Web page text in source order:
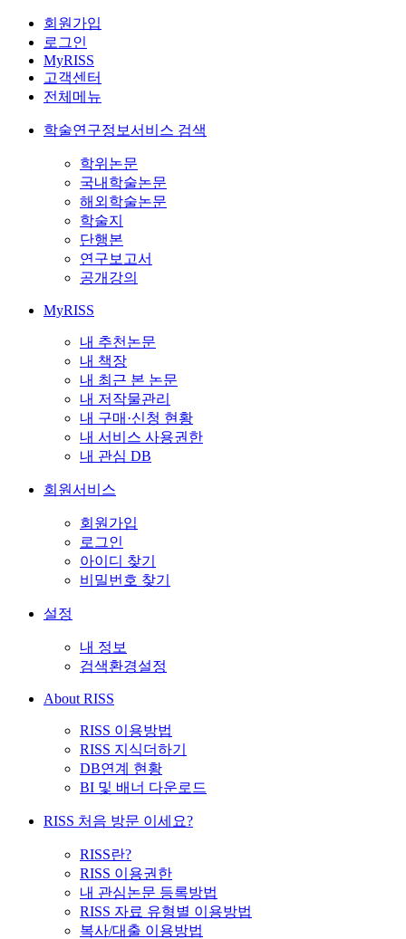
회원가입
로그인
MyRISS
고객센터
전체메뉴
학술연구정보서비스 검색
학위논문
국내학술논문
해외학술논문
학술지
단행본
연구보고서
공개강의
MyRISS
내 추천논문
내 책장
내 최근 본 논문
내 저작물관리
내 구매·신청 현황
내 서비스 사용권한
내 관심 DB
회원서비스
회원가입
로그인
아이디 찾기
비밀번호 찾기
설정
내 정보
검색환경설정
About RISS
RISS 이용방법
RISS 지식더하기
DB연계 현황
BI 및 배너 다운로드
RISS 처음 방문 이세요?
RISS란?
RISS 이용권한
내 관심논문 등록방법
RISS 자료 유형별 이용방법
복사/대출 이용방법